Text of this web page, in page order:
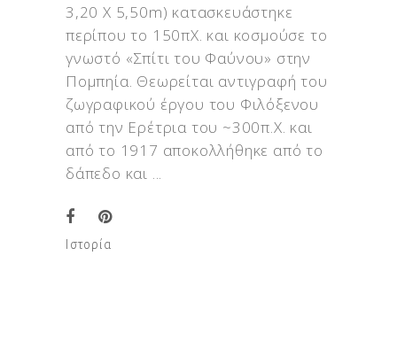
3,20 Χ 5,50m) κατασκευάστηκε
περίπου το 150πΧ. και κοσμούσε το
γνωστό «Σπίτι του Φαύνου» στην
Πομπηία. Θεωρείται αντιγραφή του
ζωγραφικού έργου του Φιλόξενου
από την Ερέτρια του ~300π.Χ. και
από το 1917 αποκολλήθηκε από το
δάπεδο και
Ιστορία